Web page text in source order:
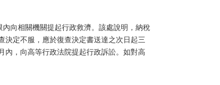
向相關機關提起行政救濟。該處說明，納稅
決定不服，應於復查決定書送達之次日起三
內，向高等行政法院提起行政訴訟。如對高